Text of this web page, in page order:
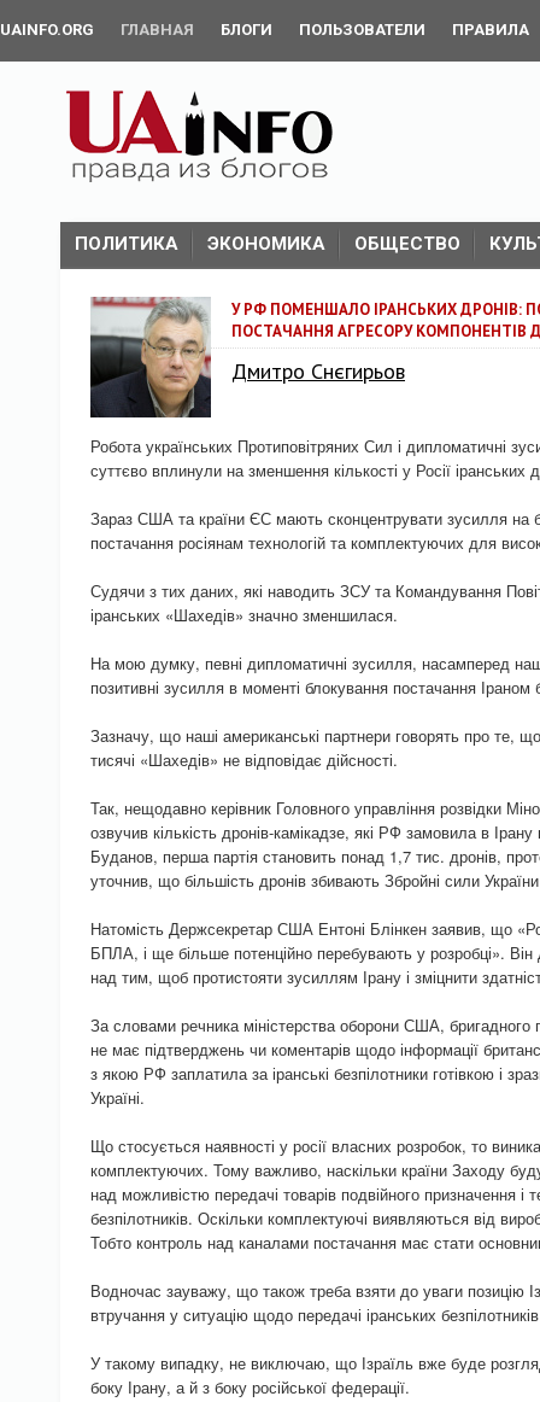
UAINFO.ORG ГЛАВНАЯ БЛОГИ ПОЛЬЗОВАТЕЛИ ПРАВИЛА
ПОЛИТИКА ЭКОНОМИКА ОБЩЕСТВО
У РФ ПОМЕНШАЛО ІРАНСЬКИХ ДРОНІВ:
ПОСТАЧАННЯ АГРЕСОРУ КОМПОНЕНТІВ
Дмитро Снєгирьов
Робота українських Протиповітряних Сил і дипломатичні
суттєво вплинули на зменшення кількості у Росії іранських
Зараз США та країни ЄС мають сконцентрувати зусилля на
постачання росіянам технологій та комплектуючих для
Судячи з тих даних, які наводить ЗСУ та Командування
іранських «Шахедів» значно зменшилася.
На мою думку, певні дипломатичні зусилля, насамперед
позитивні зусилля в моменті блокування постачання Іраном
Зазначу, що наші американські партнери говорять про те,
тисячі «Шахедів» не відповідає дійсності.
Так, нещодавно керівник Головного управління розвідки
озвучив кількість дронів-камікадзе, які РФ замовила в
Буданов, перша партія становить понад 1,7 тис. дронів,
уточнив, що більшість дронів збивають Збройні сили
Натомість Держсекретар США Ентоні Блінкен заявив, що
БПЛА, і ще більше потенційно перебувають у розробці».
над тим, щоб протистояти зусиллям Ірану і зміцнити
За словами речника міністерства оборони США, бригадного
не має підтверджень чи коментарів щодо інформації
з якою РФ заплатила за іранські безпілотники готівкою і
Україні.
Що стосується наявності у росії власних розробок, то
комплектуючих. Тому важливо, наскільки країни Заходу
над можливістю передачі товарів подвійного призначення і
безпілотників. Оскільки комплектуючі виявляються від
Тобто контроль над каналами постачання має стати
Водночас зауважу, що також треба взяти до уваги позицію
втручання у ситуацію щодо передачі іранських безпілотників
У такому випадку, не виключаю, що Ізраїль вже буде
боку Ірану, а й з боку російської федерації.